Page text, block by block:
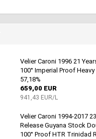
Velier Caroni 1996 21
100° Imperial Proof
57,18%
659,00 EUR
941,43 EUR/L
Velier Caroni 1994-2017
Release Guyana Stock
100° Proof HTR Trinidad